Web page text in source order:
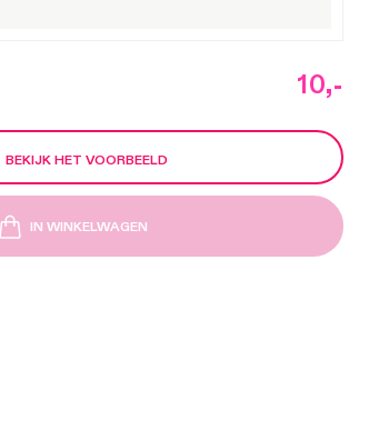
BEKIJK HET VOORBEELD
IN WINKELWAGEN
10,-